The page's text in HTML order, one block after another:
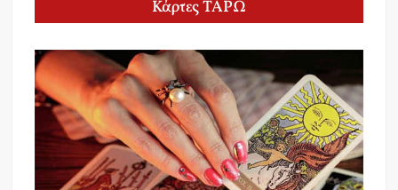
Κάρτες ΤΑΡΩ